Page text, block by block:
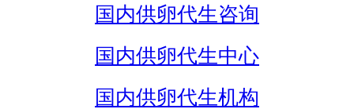
国内供卵代生咨询
国内供卵代生中心
国内供卵代生机构